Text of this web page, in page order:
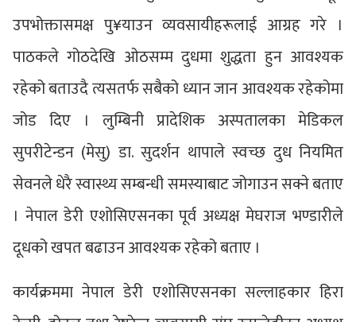
उपभोक्तासमक्ष पु¥याउन व्यवसायीहरूलाई आग्रह गरे ।
पाठकले गोठदेखि ओठसम्म दुधमा शुद्धता हुन आवश्यक
रहेको बताउदै त्यसतर्फ सबैको ध्यान जान आवश्यक रहेकोमा
जोड दिए । लुम्बिनी प्रादेशिक अस्पतालका मेडिकल
सुपरीटेन्डन (मेसु) डा. सुदर्शन थापाले स्वच्छ दुध नियमित
सेवनले धेरै स्वास्थ्य सम्बन्धी समस्याबाट जोगाउन सक्ने बताए
। नेपाल डेरी एशोसिएसनका पूर्व अध्यक्ष मेघराज भण्डारीले
दूधको खपत बढाउन आवश्यक रहेको बताए ।
कार्यक्रममा नेपाल डेरी एशोसिएसनका सल्लाहकार हिरा